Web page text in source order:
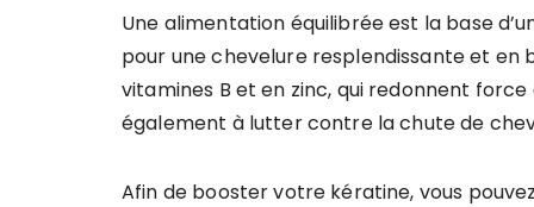
Une alimentation équilibrée est la base
pour une chevelure resplendissante et en
vitamines B et en zinc, qui redonnent
également à lutter contre la chute de
Afin de booster votre kératine, vous